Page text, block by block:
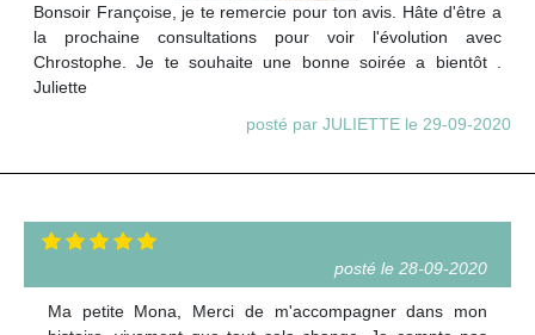
Bonsoir Françoise, je te remercie pour ton avis. Hâte d'être a
la prochaine consultations pour voir l'évolution avec
Chrostophe. Je te souhaite une bonne soirée a bientôt .
Juliette
posté par JULIETTE le 29-09-2020
posté le 28-09-2020
Ma petite Mona, Merci de m'accompagner dans mon